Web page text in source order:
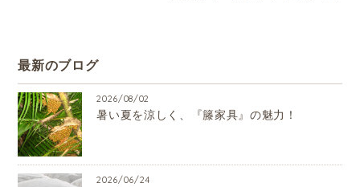
最新のブログ
2026/08/02
暑い夏を涼しく、『籐家具』の魅力！
2026/06/24